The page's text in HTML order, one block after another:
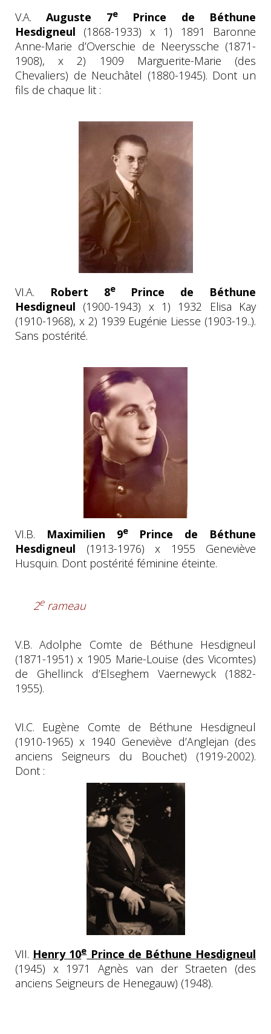
V.A.Auguste 7ePrince de Béthune
Hesdigneul (1868-1933) x 1) 1891 Baronne
Anne-Marie d’Overschie de Neeryssche (1871-
1908), x 2) 1909 Marguerite-Marie (des
Chevaliers) de Neuchâtel (1880-1945). Dont un
fils de chaque lit :
VI.A. Robert 8ePrince de Béthune
Hesdigneul (1900-1943) x 1) 1932 Elisa Kay
(1910-1968), x 2) 1939 Eugénie Liesse (1903-19..).
Sans postérité.
VI.B. Maximilien 9ePrince de Béthune
Hesdigneul (1913-1976) x 1955 Geneviève
Husquin. Dont postérité féminine éteinte.
2erameau
V.B. Adolphe Comte de Béthune Hesdigneul
(1871-1951) x 1905 Marie-Louise (des Vicomtes)
de Ghellinck d’Elseghem Vaernewyck (1882-
1955).
VI.C. Eugène Comte de Béthune Hesdigneul
(1910-1965) x 1940 Geneviève d’Anglejan (des
anciens Seigneurs du Bouchet) (1919-2002).
Dont :
VII. Henry 10ePrince de Béthune Hesdigneul
(1945) x 1971 Agnès van der Straeten (des
anciens Seigneurs de Henegauw) (1948).